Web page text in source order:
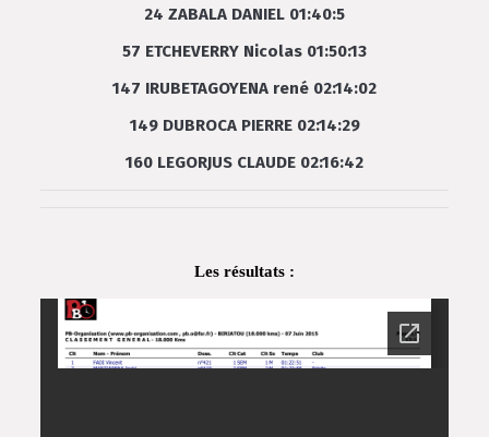
24 ZABALA DANIEL 01:40:5
57 ETCHEVERRY Nicolas 01:50:13
147 IRUBETAGOYENA rené 02:14:02
149 DUBROCA PIERRE 02:14:29
160 LEGORJUS CLAUDE 02:16:42
Les résultats :